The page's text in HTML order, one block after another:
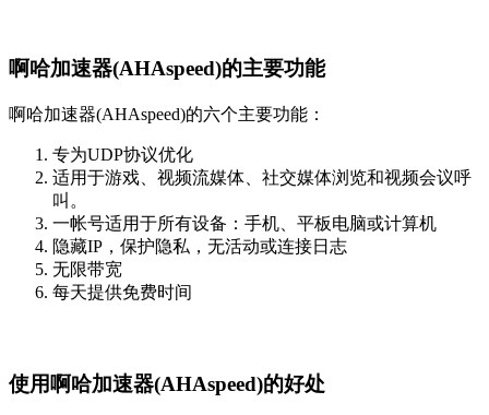
啊哈加速器(AHAspeed)的主要功能
啊哈加速器(AHAspeed)的六个主要功能：
专为UDP协议优化
适用于游戏、视频流媒体、社交媒体浏览和视频会议呼
叫。
一帐号适用于所有设备：手机、平板电脑或计算机
隐藏IP，保护隐私，无活动或连接日志
无限带宽
每天提供免费时间
使用啊哈加速器(AHAspeed)的好处